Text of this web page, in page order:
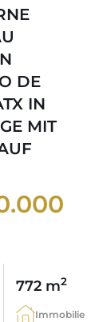
DE
IN
MIT
772 m2
Immobilie